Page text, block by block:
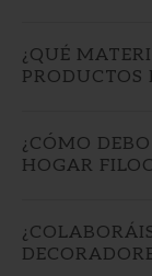
¿QUÉ
PRODUCTOS
¿CÓMO
HOGAR